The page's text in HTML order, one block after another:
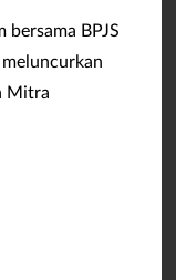
bersama BPJS
meluncurkan
Mitra